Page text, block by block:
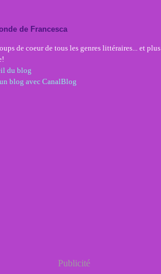
de Francesca
de coeur de tous les genres littéraires... et plus
du blog
blog avec CanalBlog
Publicité